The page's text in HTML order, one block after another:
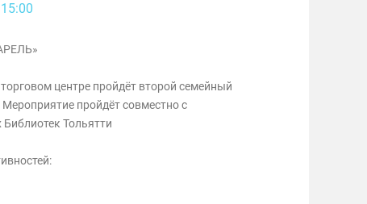
15:00
центре пройдёт второй семейный
пройдёт совместно с
Тольятти